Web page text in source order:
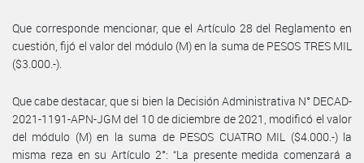
Que corresponde mencionar, que el Artículo 28 del Reglamento en
cuestión, fijó el valor del módulo (M) en la suma de PESOS TRES MIL
($3.000.-).
Que cabe destacar, que si bien la Decisión Administrativa N° DECAD-
2021-1191-APN-JGM del 10 de diciembre de 2021, modificó el valor
del módulo (M) en la suma de PESOS CUATRO MIL ($4.000.-) la
misma reza en su Artículo 2°: “La presente medida comenzará a